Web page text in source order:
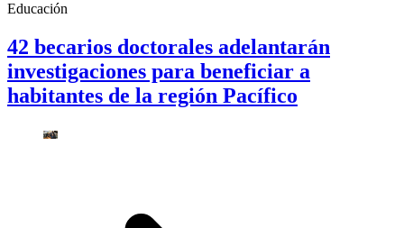
Educación
42 becarios doctorales adelantarán
investigaciones para beneficiar a
habitantes de la región Pacífico